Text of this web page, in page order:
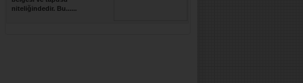
niteliğindedir. Bu......